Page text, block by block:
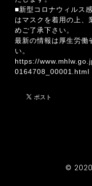
■新型コロナウィルス
はマスクを着用の上、
めご了承下さい。
最新の情報は厚生労働
い。
https://
0164708_00001.html
©